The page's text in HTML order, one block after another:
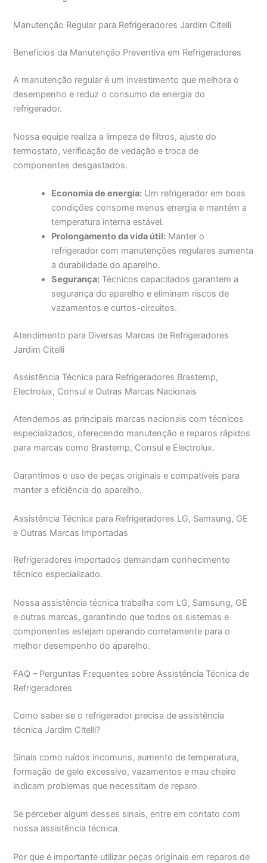
Manutenção Regular para Refrigeradores Jardim Citelli
Benefícios da Manutenção Preventiva em Refrigeradores
A manutenção regular é um investimento que melhora o
desempenho e reduz o consumo de energia do
refrigerador.
Nossa equipe realiza a limpeza de filtros, ajuste do
termostato, verificação de vedação e troca de
componentes desgastados.
Economia de energia: Um refrigerador em boas
condições consome menos energia e mantém a
temperatura interna estável.
Prolongamento da vida útil: Manter o
refrigerador com manutenções regulares aumenta
a durabilidade do aparelho.
Segurança: Técnicos capacitados garantem a
segurança do aparelho e eliminam riscos de
vazamentos e curtos-circuitos.
Atendimento para Diversas Marcas de Refrigeradores
Jardim Citelli
Assistência Técnica para Refrigeradores Brastemp,
Electrolux, Consul e Outras Marcas Nacionais
Atendemos as principais marcas nacionais com técnicos
especializados, oferecendo manutenção e reparos rápidos
para marcas como Brastemp, Consul e Electrolux.
Garantimos o uso de peças originais e compatíveis para
manter a eficiência do aparelho.
Assistência Técnica para Refrigeradores LG, Samsung, GE
e Outras Marcas Importadas
Refrigeradores importados demandam conhecimento
técnico especializado.
Nossa assistência técnica trabalha com LG, Samsung, GE
e outras marcas, garantindo que todos os sistemas e
componentes estejam operando corretamente para o
melhor desempenho do aparelho.
FAQ – Perguntas Frequentes sobre Assistência Técnica de
Refrigeradores
Como saber se o refrigerador precisa de assistência
técnica Jardim Citelli?
Sinais como ruídos incomuns, aumento de temperatura,
formação de gelo excessivo, vazamentos e mau cheiro
indicam problemas que necessitam de reparo.
Se perceber algum desses sinais, entre em contato com
nossa assistência técnica.
Por que é importante utilizar peças originais em reparos de